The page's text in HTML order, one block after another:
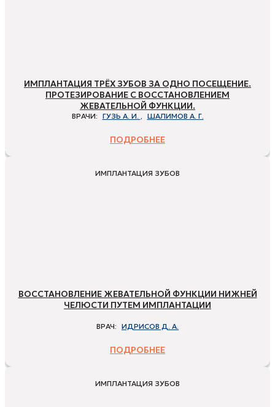
ИМПЛАНТАЦИЯ ТРЁХ ЗУБОВ ЗА ОДНО ПОСЕЩЕНИЕ.
ПРОТЕЗИРОВАНИЕ С ВОССТАНОВЛЕНИЕМ
ЖЕВАТЕЛЬНОЙ ФУНКЦИИ.
ВРАЧИ: ГУЗЬ А. И. , ШАЛИМОВ А. Г.
ПОДРОБНЕЕ
ИМПЛАНТАЦИЯ ЗУБОВ
ВОССТАНОВЛЕНИЕ ЖЕВАТЕЛЬНОЙ ФУНКЦИИ НИЖНЕЙ
ЧЕЛЮСТИ ПУТЕМ ИМПЛАНТАЦИИ
ВРАЧ: ИДРИСОВ Д. А.
ПОДРОБНЕЕ
ИМПЛАНТАЦИЯ ЗУБОВ